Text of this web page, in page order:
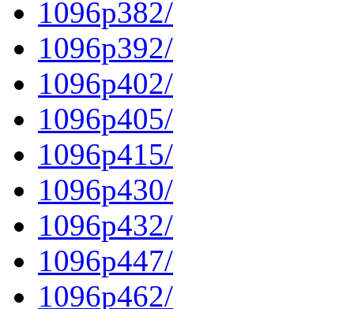
1096p382/
1096p392/
1096p402/
1096p405/
1096p415/
1096p430/
1096p432/
1096p447/
1096p462/